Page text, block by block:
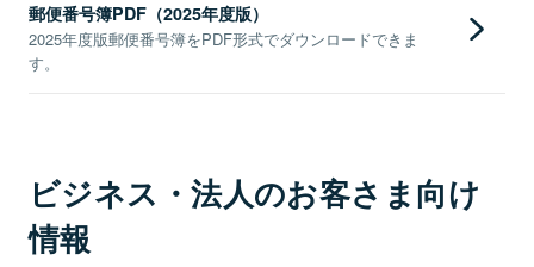
郵便番号簿PDF（2025年度版）
2025年度版郵便番号簿をPDF形式でダウンロードできま
す。
ビジネス・法人のお客さま向け
情報